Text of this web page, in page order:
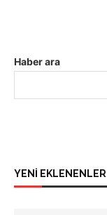
Haber ara
YENİ EKLENENLER